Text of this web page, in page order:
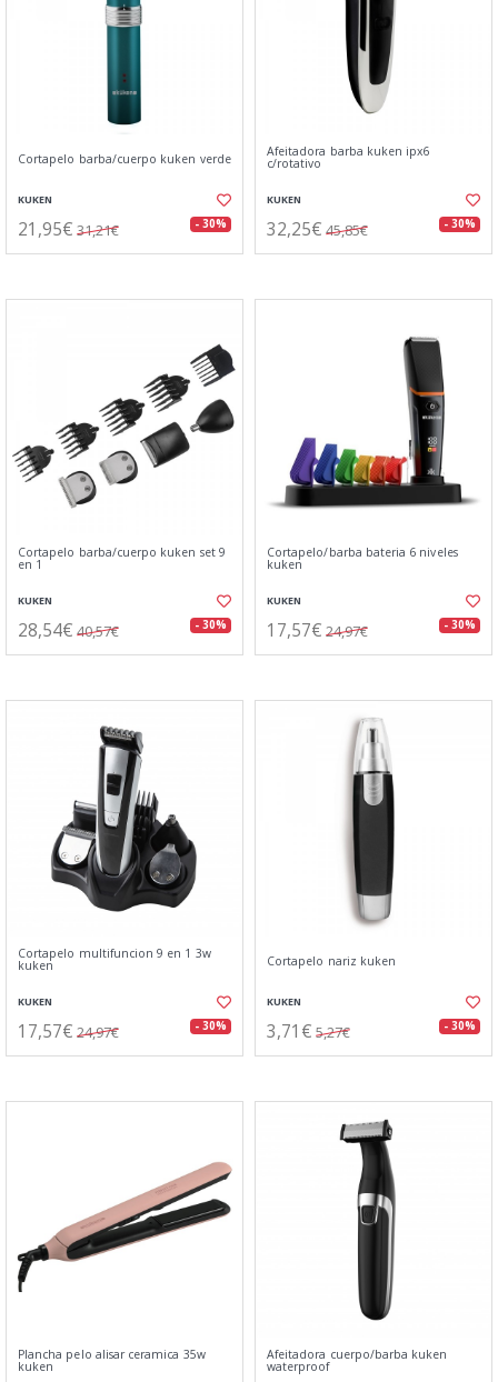
Cortapelo barba/cuerpo kuken verde
KUKEN
21,95€ 31,21€ - 30%
Afeitadora barba kuken ipx6
c/rotativo
KUKEN
32,25€ 45,85€ - 30%
Cortapelo barba/cuerpo kuken set 9
en 1
KUKEN
28,54€ 40,57€ - 30%
Cortapelo/barba bateria 6 niveles
kuken
KUKEN
17,57€ 24,97€ - 30%
Cortapelo multifuncion 9 en 1 3w
kuken
KUKEN
17,57€ 24,97€ - 30%
Cortapelo nariz kuken
KUKEN
3,71€ 5,27€ - 30%
Plancha pelo alisar ceramica 35w
kuken
Afeitadora cuerpo/barba kuken
waterproof